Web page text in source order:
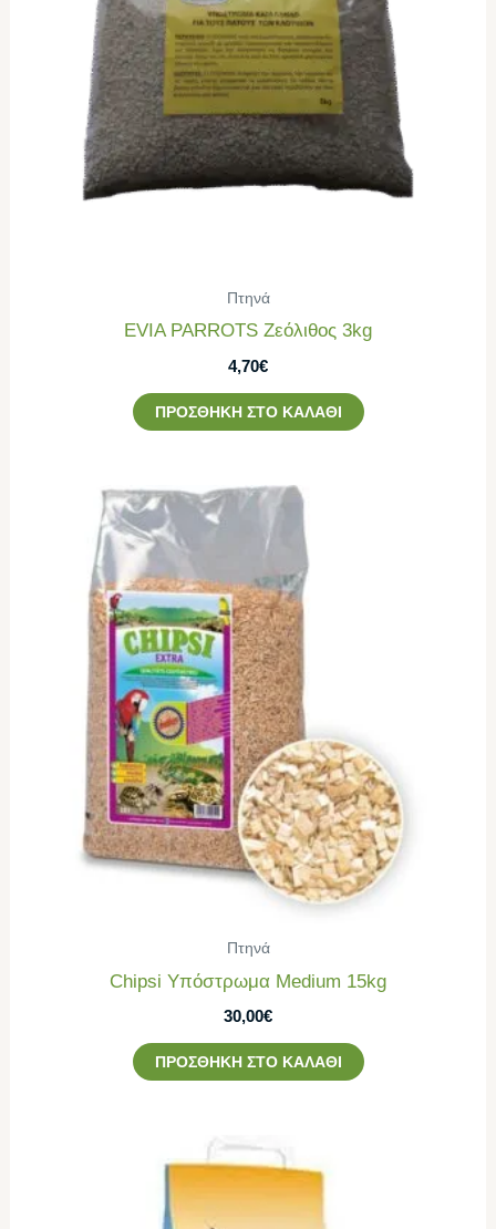
Πτηνά
EVIA PARROTS Ζεόλιθος 3kg
4,70€
ΠΡΟΣΘΉΚΗ ΣΤΟ ΚΑΛΆΘΙ
Πτηνά
Chipsi Υπόστρωμα Medium 15kg
30,00€
ΠΡΟΣΘΉΚΗ ΣΤΟ ΚΑΛΆΘΙ